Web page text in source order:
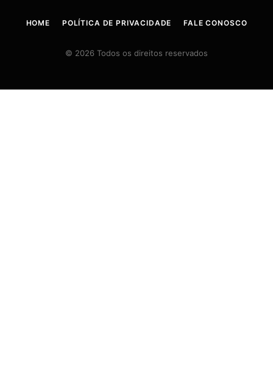
HOME POLÍTICA DE PRIVACIDADE FALE CONOSCO
© 2026 Todos os direitos reservados